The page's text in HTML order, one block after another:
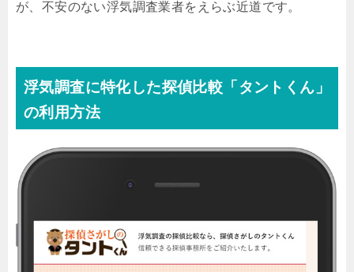
が、不安のない浮気調査業者をえらぶ近道です。
浮気調査に特化した探偵比較「タントくん」
の利用方法